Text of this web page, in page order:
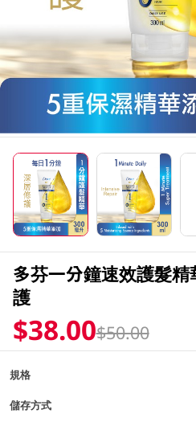
多芬一分鐘速效護髮
護
$38.00$50.00
規格
儲存方式